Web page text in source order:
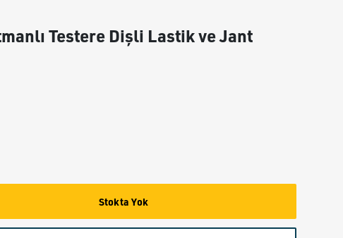
Testere Dişli Lastik ve Jant
Stokta Yok